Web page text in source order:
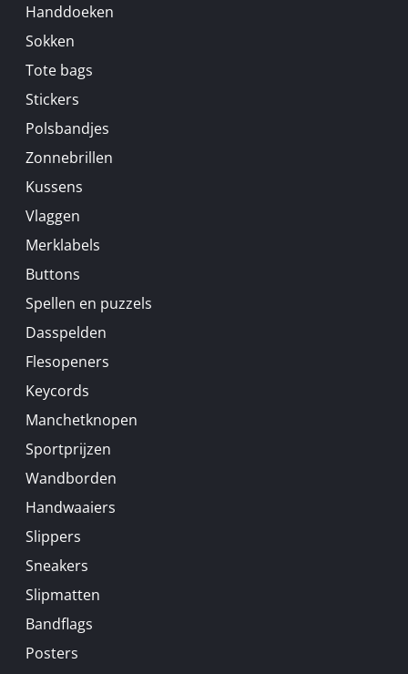
Handdoeken
Sokken
Tote bags
Stickers
Polsbandjes
Zonnebrillen
Kussens
Vlaggen
Merklabels
Buttons
Spellen en puzzels
Dasspelden
Flesopeners
Keycords
Manchetknopen
Sportprijzen
Wandborden
Handwaaiers
Slippers
Sneakers
Slipmatten
Bandflags
Posters